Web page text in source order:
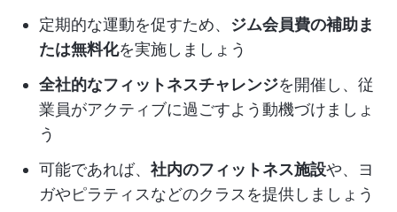
定期的な運動を促すため、 ジム会員費の補助ま
たは無料化を実施しましょう
全社的なフィットネスチャレンジを開催し、従
業員がアクティブに過ごすよう動機づけましょ
う
可能であれば、 社内のフィットネス施設や、ヨ
ガやピラティスなどのクラスを提供しましょう